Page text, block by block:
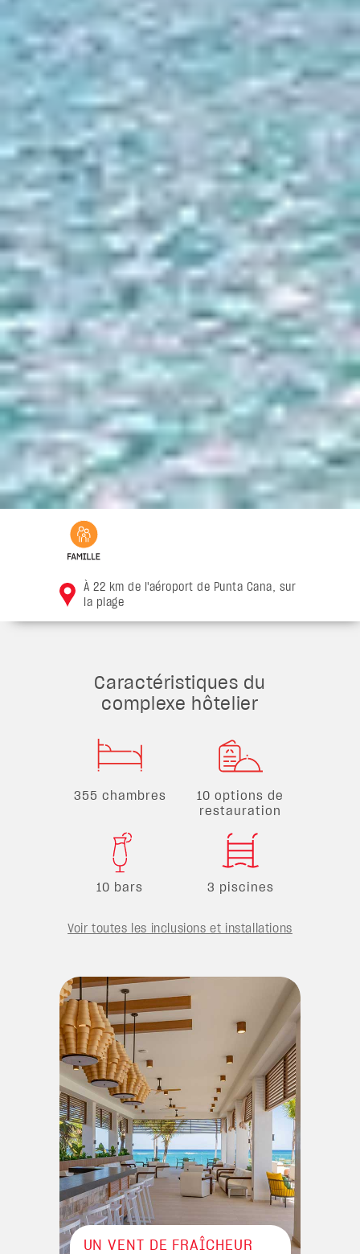
À 22 km de l'aéroport de Punta Cana, sur
la plage
Caractéristiques du
complexe hôtelier
355 chambres
10 options de
restauration
10 bars 3 piscines
Voir toutes les inclusions et installations
UN VENT DE FRAÎCHEUR